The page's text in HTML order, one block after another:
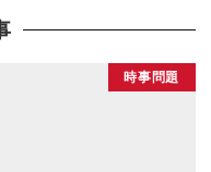
時事問題